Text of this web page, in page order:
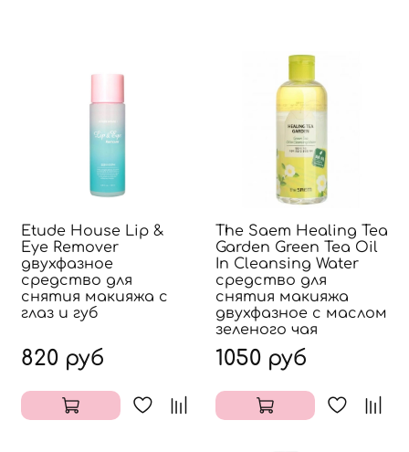
Etude House Lip &
Eye Remover
двухфазное
средство для
снятия макияжа с
глаз и губ
820 руб
The Saem Healing Tea
Garden Green Tea Oil
In Cleansing Water
средство для
снятия макияжа
двухфазное с маслом
зеленого чая
1050 руб